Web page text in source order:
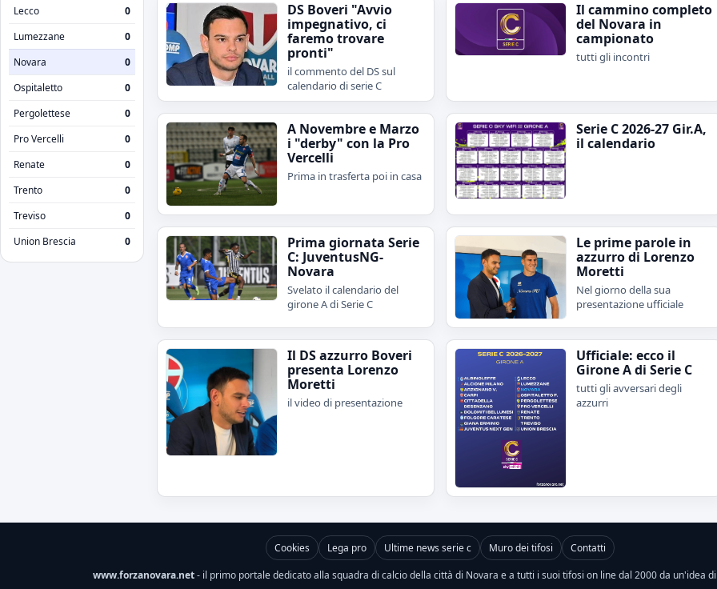
Lecco
0
Lumezzane
0
Novara
0
Ospitaletto
0
Pergolettese
0
Pro Vercelli
0
Renate
0
Trento
0
Treviso
0
Union Brescia
0
DS Boveri "Avvio
impegnativo, ci
faremo trovare
pronti"
il commento del DS sul
calendario di serie C
Il cammino completo
del Novara in
campionato
tutti gli incontri
A Novembre e Marzo
i "derby" con la Pro
Vercelli
Prima in trasferta poi in casa
Serie C 2026-27 Gir.A,
il calendario
Prima giornata Serie
C: JuventusNG-
Novara
Svelato il calendario del
girone A di Serie C
Le prime parole in
azzurro di Lorenzo
Moretti
Nel giorno della sua
presentazione ufficiale
Il DS azzurro Boveri
presenta Lorenzo
Moretti
il video di presentazione
Ufficiale: ecco il
Girone A di Serie C
tutti gli avversari degli
azzurri
Cookies Lega pro Ultime news serie c Muro dei tifosi
Contatti
www.forzanovara.net- il primo portale dedicato alla squadra di calcio della città di Novara e a tutti i suoi tifosi on line dal 2000 da un'idea di